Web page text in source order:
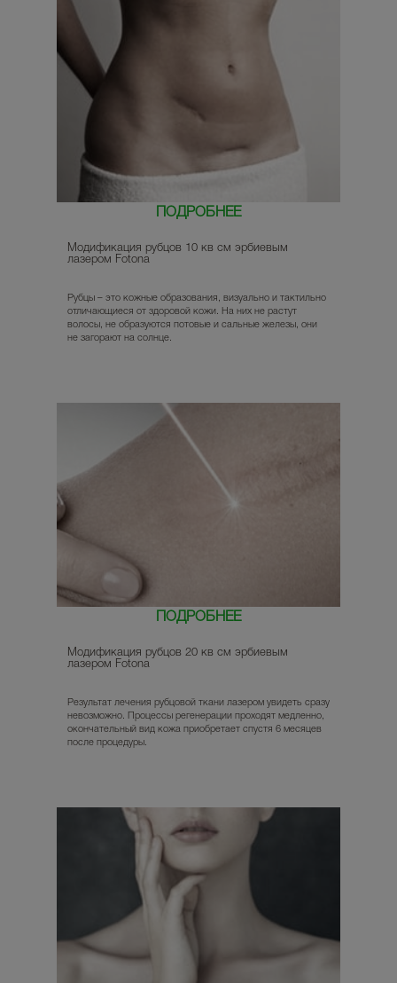
ПОДРОБНЕЕ
Модификация рубцов 10 кв см эрбиевым
лазером Fotona
Рубцы – это кожные образования, визуально и тактильно
отличающиеся от здоровой кожи. На них не растут
волосы, не образуются потовые и сальные железы, они
не загорают на солнце.
ПОДРОБНЕЕ
Модификация рубцов 20 кв см эрбиевым
лазером Fotona
Результат лечения рубцовой ткани лазером увидеть сразу
невозможно. Процессы регенерации проходят медленно,
окончательный вид кожа приобретает спустя 6 месяцев
после процедуры.